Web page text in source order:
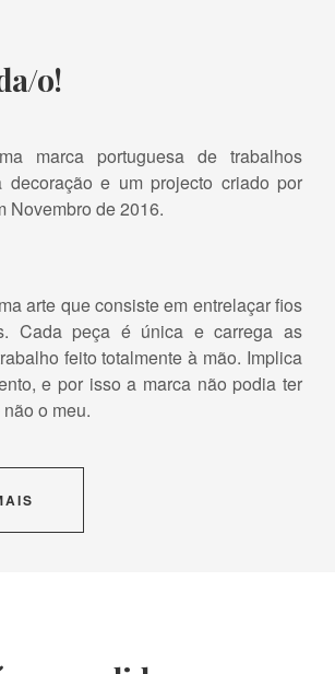
o!
marca portuguesa de trabalhos
decoração e um projecto criado por
Novembro de 2016.
arte que consiste em entrelaçar fios
Cada peça é única e carrega as
feito totalmente à mão. Implica
e por isso a marca não podia ter
o meu.